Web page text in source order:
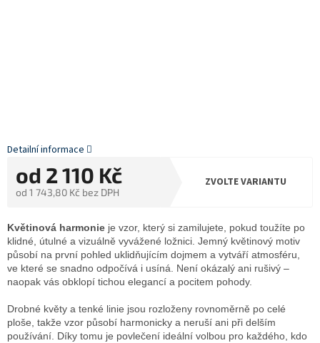
od 2 110 Kč
od 1 743,80 Kč bez DPH
cena:
ZVOLTE VARIANTU
Květinová harmonie je vzor, který si zamilujete, pokud toužíte po
klidné, útulné a vizuálně vyvážené ložnici. Jemný květinový motiv
působí na první pohled uklidňujícím dojmem a vytváří atmosféru,
ve které se snadno odpočívá i usíná. Není okázalý ani rušivý –
naopak vás obklopí tichou elegancí a pocitem pohody.
Drobné květy a tenké linie jsou rozloženy rovnoměrně po celé
ploše, takže vzor působí harmonicky a neruší ani při delším
používání. Díky tomu je povlečení ideální volbou pro každého, kdo
Detailní informace